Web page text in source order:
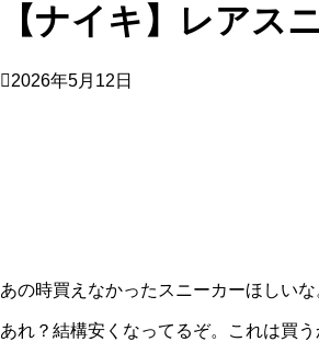
【ナイキ】レアス
2026年5月12日
あの時買えなかったスニーカーほしい
あれ？結構安くなってるぞ。これは買う